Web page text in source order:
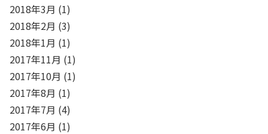
2018年3月 (1)
2018年2月 (3)
2018年1月 (1)
2017年11月 (1)
2017年10月 (1)
2017年8月 (1)
2017年7月 (4)
2017年6月 (1)